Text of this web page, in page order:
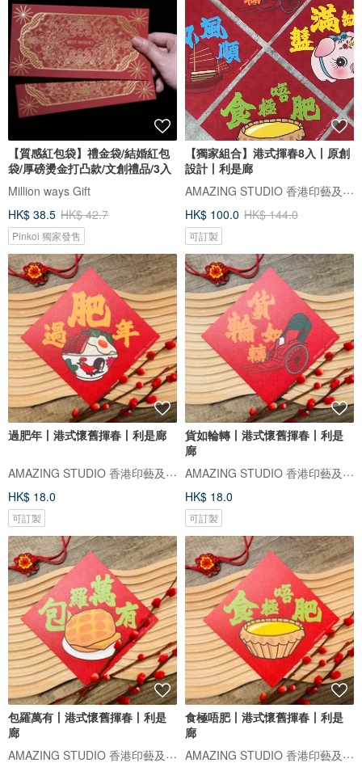
【質感紅包袋】禮金袋/結婚紅包
袋/厚磅燙金打凸款/文創禮品/3入
Million ways Gift
HK$ 38.5 HK$ 42.7
Pinkoi 獨家發售
【獨家組合】港式揮春8入丨原創
設計丨利是廊
AMAZING STUDIO ​香港印藝及禮品專門店
HK$ 100.0 HK$ 144.0
可訂製
過肥年丨港式懷舊揮春丨利是廊
AMAZING STUDIO ​香港印藝及禮品專門店
HK$ 18.0
可訂製
貨如輪轉丨港式懷舊揮春丨利是
廊
AMAZING STUDIO ​香港印藝及禮品專門店
HK$ 18.0
可訂製
包羅萬有丨港式懷舊揮春丨利是
廊
AMAZING STUDIO ​香港印藝及禮品專門店
食極唔肥丨港式懷舊揮春丨利是
廊
AMAZING STUDIO ​香港印藝及禮品專門店